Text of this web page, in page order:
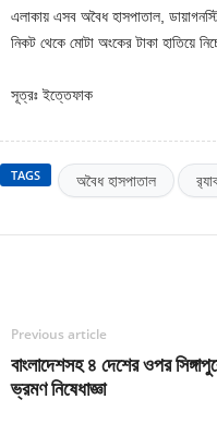
এলাকায় এসব অবৈধ হাসপাতাল,
নিকট থেকে মোটা অংকের টাকা হাতিয়ে
সূত্রঃ ইত্তেফাক
TAGS অবৈধ হাসপাতাল
Previous article
বাংলাদেশসহ ৪ দেশের ওপর
ভ্রমণ নিষেধাজ্ঞা